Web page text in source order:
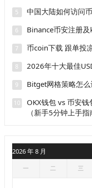
5 中国大陆如何访问
6 Binance币安注册
7 币coin下载 跟单投
8 2026年十大最佳
9 Bitget网格策略怎么
10
OKX钱包 vs 币安
（新手5分钟上手指
2026 年 8 月
一 二 三